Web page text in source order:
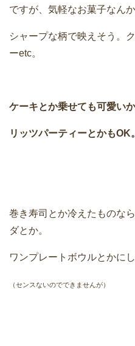
ですが、気軽なお菓子なん
シャープな柄で映えそう。
ーetc。
ケーキとか乗せても可愛い
リッツパーティーとかもOK。
巻き寿司とか冷えたものな
ダとか。
ワンプレートボウルとかに
（センスないのでできませんが）